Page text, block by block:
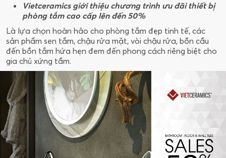
Vietceramics giới thiệu chương trình ưu đãi thiết bị
phòng tắm cao cấp lên đến 50%
Là lựa chọn hoàn hảo cho phòng tắm đẹp tinh tế, các
sản phẩm sen tắm, chậu rửa mặt, vòi chậu rửa, bồn cầu
đến bồn tắm hứa hẹn đem đến phong cách riêng biệt cho
gia chủ xứng tầm.